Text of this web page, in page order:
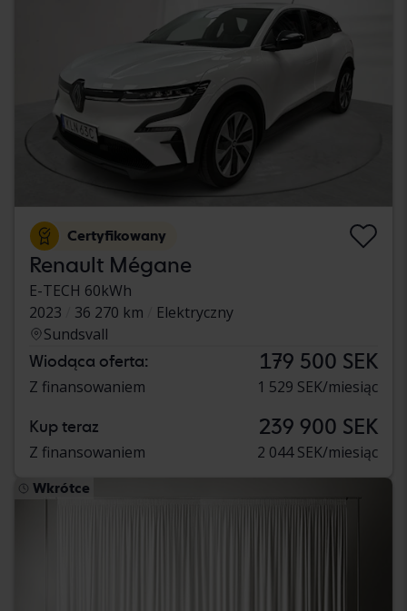
Certyfikowany
Renault Mégane
E-TECH 60kWh
2023
36 270 km
Elektryczny
Sundsvall
Wiodąca oferta: 179 500 SEK
Z finansowaniem 1 529 SEK/miesiąc
Kup teraz 239 900 SEK
Z finansowaniem 2 044 SEK/miesiąc
Wkrótce